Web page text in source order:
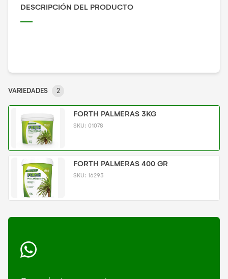
DESCRIPCIÓN DEL PRODUCTO
VARIEDADES 2
FORTH PALMERAS 3KG
SKU: 01078
FORTH PALMERAS 400 GR
SKU: 16293